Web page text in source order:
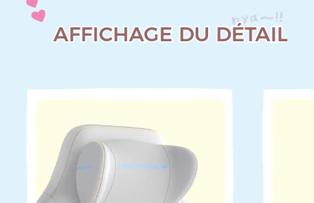
AFFICHAGE DU DÉTAIL